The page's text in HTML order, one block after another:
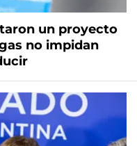
un proyecto
no impidan